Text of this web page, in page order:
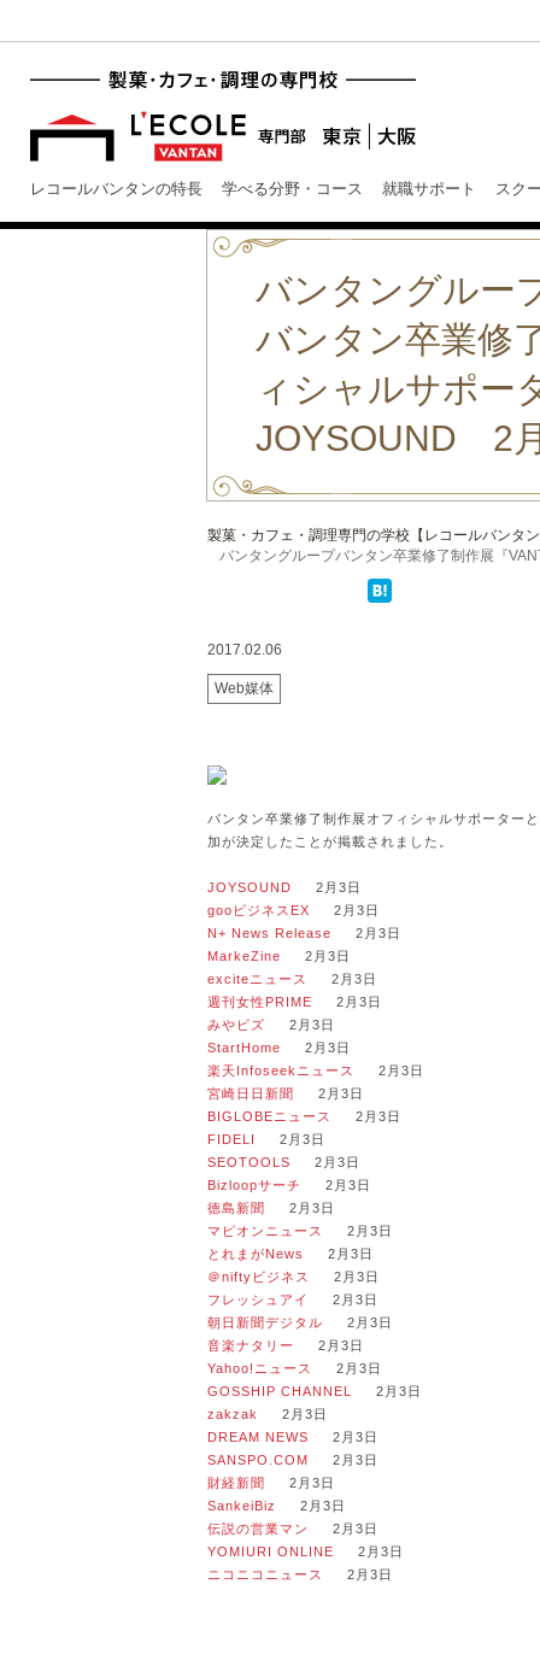
レコールバンタンの特長 学べる分野・コース 就職サポート スク
バンタングルー
バンタン卒業修
ィシャルサポー
JOYSOUND 2
製菓・カフェ・調理専門の学校【レコールバンタ
バンタングループバンタン卒業修了制作展『
2017.02.06
Web媒体
バンタン卒業修了制作展オフィシャルサポーター
加が決定したことが掲載されました。
JOYSOUND
2月3日
gooビジネスEX
2月3日
N+ News Release
2月3日
MarkeZine
2月3日
exciteニュース
2月3日
週刊女性PRIME
2月3日
みやビズ
2月3日
StartHome
2月3日
楽天Infoseekニュース
2月3日
宮崎日日新聞
2月3日
BIGLOBEニュース
2月3日
FIDELI
2月3日
SEOTOOLS
2月3日
Bizloopサーチ
2月3日
徳島新聞
2月3日
マピオンニュース
2月3日
とれまがNews
2月3日
＠niftyビジネス
2月3日
フレッシュアイ
2月3日
朝日新聞デジタル
2月3日
音楽ナタリー
2月3日
Yahoo!ニュース
2月3日
GOSSHIP CHANNEL
2月3日
zakzak
2月3日
DREAM NEWS
2月3日
SANSPO.COM
2月3日
財経新聞
2月3日
SankeiBiz
2月3日
伝説の営業マン
2月3日
YOMIURI ONLINE
2月3日
ニコニコニュース
2月3日